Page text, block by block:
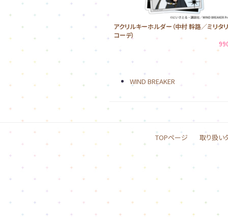
アクリルキーホルダー（中村 幹路／ミリタ
コーデ）
WIND BREAKER
TOPページ 取り扱い